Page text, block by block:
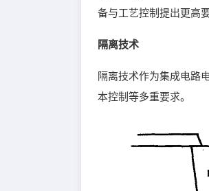
备与工艺控制提出更高要
隔离技术
隔离技术作为集成电路
本控制等多重要求。